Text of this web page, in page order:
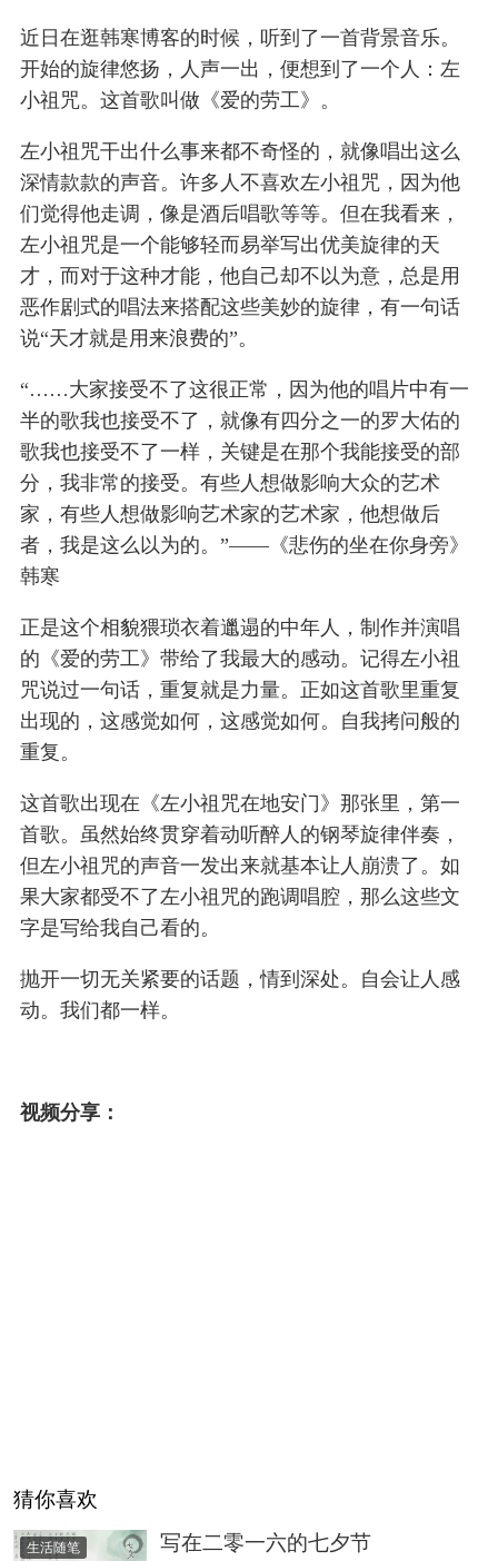
近日在逛韩寒博客的时候，听到了一首背景音乐。
开始的旋律悠扬，人声一出，便想到了一个人：左
小祖咒。这首歌叫做《爱的劳工》。
左小祖咒干出什么事来都不奇怪的，就像唱出这么
深情款款的声音。许多人不喜欢左小祖咒，因为他
们觉得他走调，像是酒后唱歌等等。但在我看来，
左小祖咒是一个能够轻而易举写出优美旋律的天
才，而对于这种才能，他自己却不以为意，总是用
恶作剧式的唱法来搭配这些美妙的旋律，有一句话
说“天才就是用来浪费的”。
“……大家接受不了这很正常，因为他的唱片中有一
半的歌我也接受不了，就像有四分之一的罗大佑的
歌我也接受不了一样，关键是在那个我能接受的部
分，我非常的接受。有些人想做影响大众的艺术
家，有些人想做影响艺术家的艺术家，他想做后
者，我是这么以为的。”——《悲伤的坐在你身旁》
韩寒
正是这个相貌猥琐衣着邋遢的中年人，制作并演唱
的《爱的劳工》带给了我最大的感动。记得左小祖
咒说过一句话，重复就是力量。正如这首歌里重复
出现的，这感觉如何，这感觉如何。自我拷问般的
重复。
这首歌出现在《左小祖咒在地安门》那张里，第一
首歌。虽然始终贯穿着动听醉人的钢琴旋律伴奏，
但左小祖咒的声音一发出来就基本让人崩溃了。如
果大家都受不了左小祖咒的跑调唱腔，那么这些文
字是写给我自己看的。
抛开一切无关紧要的话题，情到深处。自会让人感
动。我们都一样。
视频分享：
猜你喜欢
生活随笔 写在二零一六的七夕节